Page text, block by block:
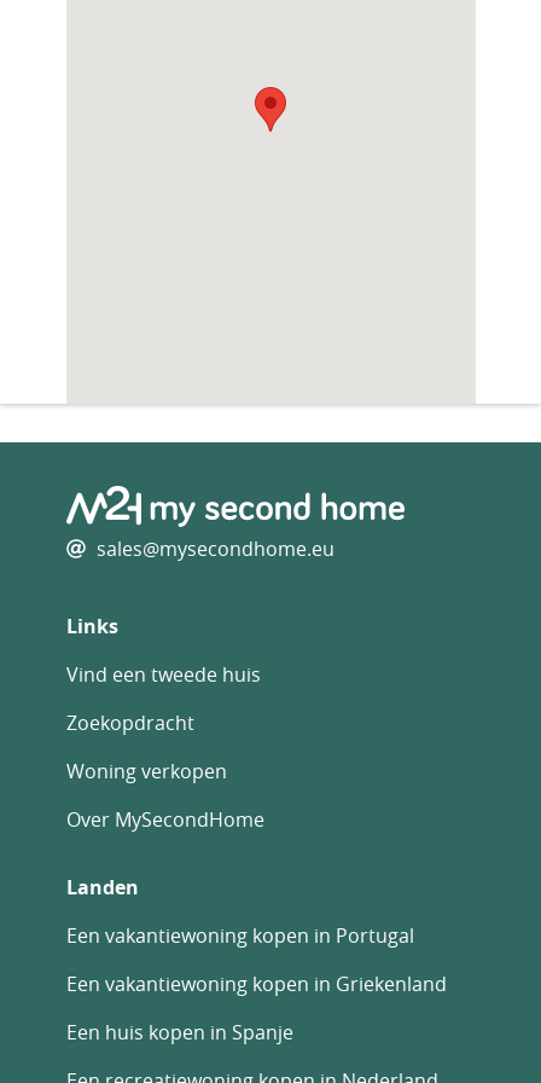
sales@mysecondhome.eu
Links
Vind een tweede huis
Zoekopdracht
Woning verkopen
Over MySecondHome
Landen
Een vakantiewoning kopen in Portugal
Een vakantiewoning kopen in Griekenland
Een huis kopen in Spanje